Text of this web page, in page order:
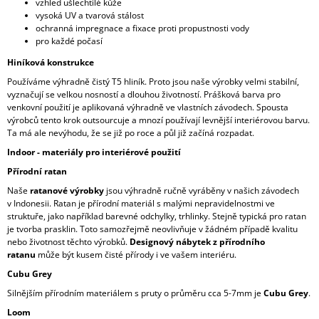
vzhled ušlechtilé kůže
vysoká UV a tvarová stálost
ochranná impregnace a fixace proti propustnosti vody
pro každé počasí
Hiníková konstrukce
Používáme výhradně čistý T5 hliník. Proto jsou naše výrobky velmi stabilní,
vyznačují se velkou nosností a dlouhou životností. Prášková barva pro
venkovní použití je aplikovaná výhradně ve vlastních závodech. Spousta
výrobců tento krok outsourcuje a mnozí používají levnější interiérovou barvu.
Ta má ale nevýhodu, že se již po roce a půl již začíná rozpadat.
Indoor - materiály pro interiérové použití
Přírodní ratan
Naše ratanové výrobky jsou výhradně ručně vyráběny v našich závodech
v Indonesii. Ratan je přírodní materiál s malými nepravidelnostmi ve
struktuře, jako například barevné odchylky, trhlinky. Stejně typická pro ratan
je tvorba prasklin. Toto samozřejmě neovlivňuje v žádném případě kvalitu
nebo životnost těchto výrobků. Designový nábytek z přírodního
ratanu může být kusem čisté přírody i ve vašem interiéru.
Cubu Grey
Silnějším přírodním materiálem s pruty o průměru cca 5-7mm jeCubu Grey.
Loom
M
ODPOČINKOVÝ
SET
NEW
YORK
86
300
Kč